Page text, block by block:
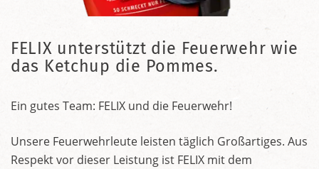
FELIX unterstützt die Feuerwehr wie
das Ketchup die Pommes.
Ein gutes Team: FELIX und die Feuerwehr!
Unsere Feuerwehrleute leisten täglich Großartiges. Aus
Respekt vor dieser Leistung ist FELIX mit dem